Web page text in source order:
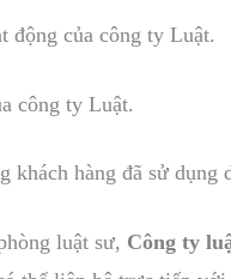
động của công ty Luật.
công ty Luật.
khách hàng đã sử dụng
luật sư, Công ty